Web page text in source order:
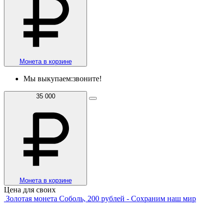
Монета в корзине
Мы выкупаем:звоните!
35 000
Монета в корзине
Цена для своих
Золотая монета Соболь, 200 рублей - Сохраним наш мир